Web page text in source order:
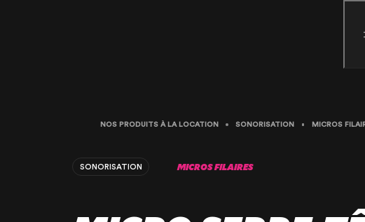
NOS PRODUITS À LA LOCATION SONORISATION MICROS
SONORISATION MICROS FILAIRES